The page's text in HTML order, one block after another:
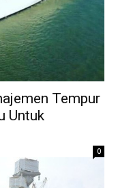
Tempur
Untuk
0